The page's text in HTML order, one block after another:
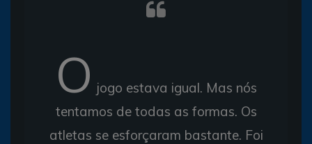
O jogo estava igual. Mas nós
tentamos de todas as formas. Os
atletas se esforçaram bastante. Foi